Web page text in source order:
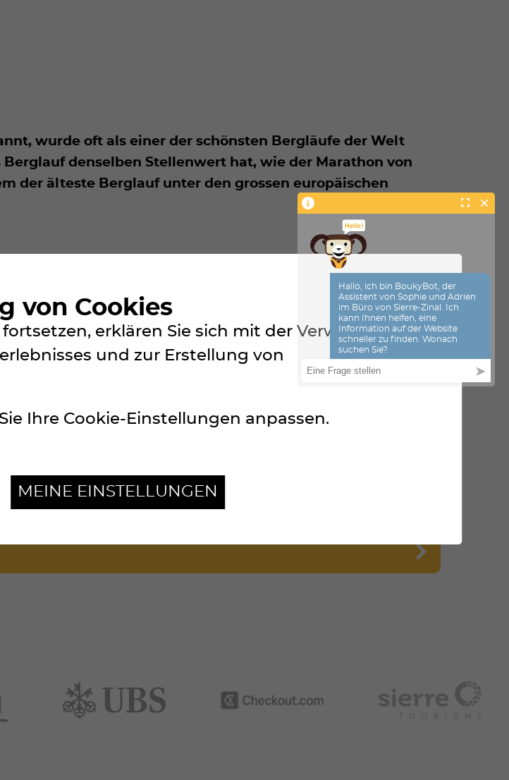
wurde oft als einer der schönsten Bergläufe der Welt
denselben Stellenwert hat, wie der Marathon von
der älteste Berglauf unter den grossen europäischen
von Cookies
erklären Sie sich mit der Verwendung
und zur Erstellung von
Ihre Cookie-Einstellungen anpassen.
MEINE EINSTELLUNGEN